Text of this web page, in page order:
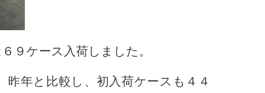
９ケース入荷しました。
年と比較し、初入荷ケースも４４